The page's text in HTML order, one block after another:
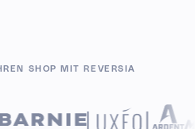
SHOP MIT REVERSIA